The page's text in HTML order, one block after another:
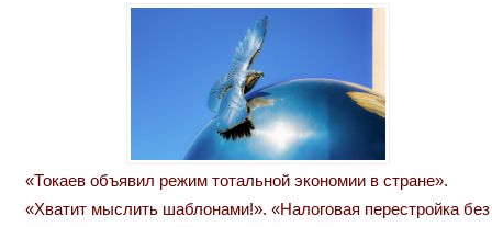
«Токаев объявил режим тотальной экономии в стране».
«Хватит мыслить шаблонами!». «Налоговая перестройка без